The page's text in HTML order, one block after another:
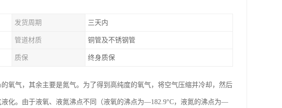
发货周期 三天内
管道材质 铜管及不锈钢管
质保 终身质保
氧气，其余主要是氮气。为了得到高纯度的氧气，将空气压缩并冷却，然后
化。由于液氧、液氮沸点不同（液氧的沸点为—182.9°C，液氮的沸点为—